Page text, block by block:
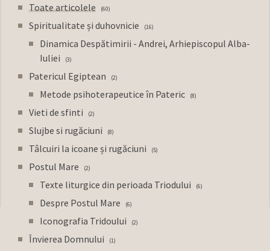
Toate articolele 60
Spiritualitate și duhovnicie 16
Dinamica Despătimirii - Andrei, Arhiepiscopul Alba-
Iuliei
3
Patericul Egiptean 2
Metode psihoterapeutice în Pateric 8
Vieti de sfinti 2
Slujbe si rugăciuni 8
Tâlcuiri la icoane și rugăciuni 5
Postul Mare 2
Texte liturgice din perioada Triodului 6
Despre Postul Mare 6
Iconografia Tridoului 2
Învierea Domnului 1